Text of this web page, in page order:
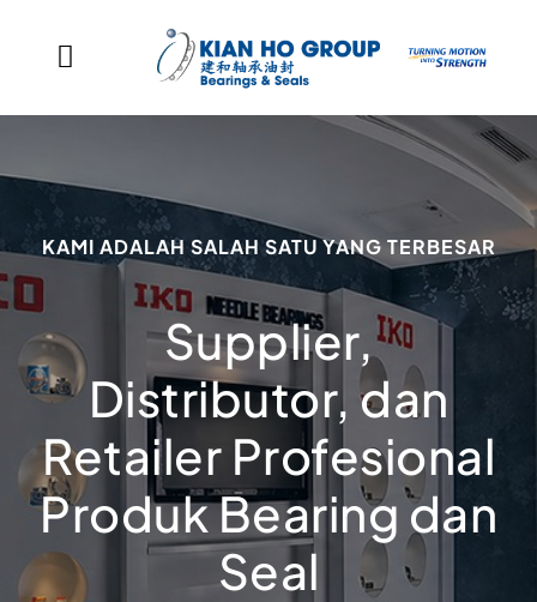
Toggle Navigation
Produk
Milestones Perusahaan
Profil Perusahaan
Hubungi Kami
KAMI ADALAH SALAH SATU YANG TERBESAR
Supplier,
Distributor, dan
Retailer Profesional
Produk Bearing dan
Seal